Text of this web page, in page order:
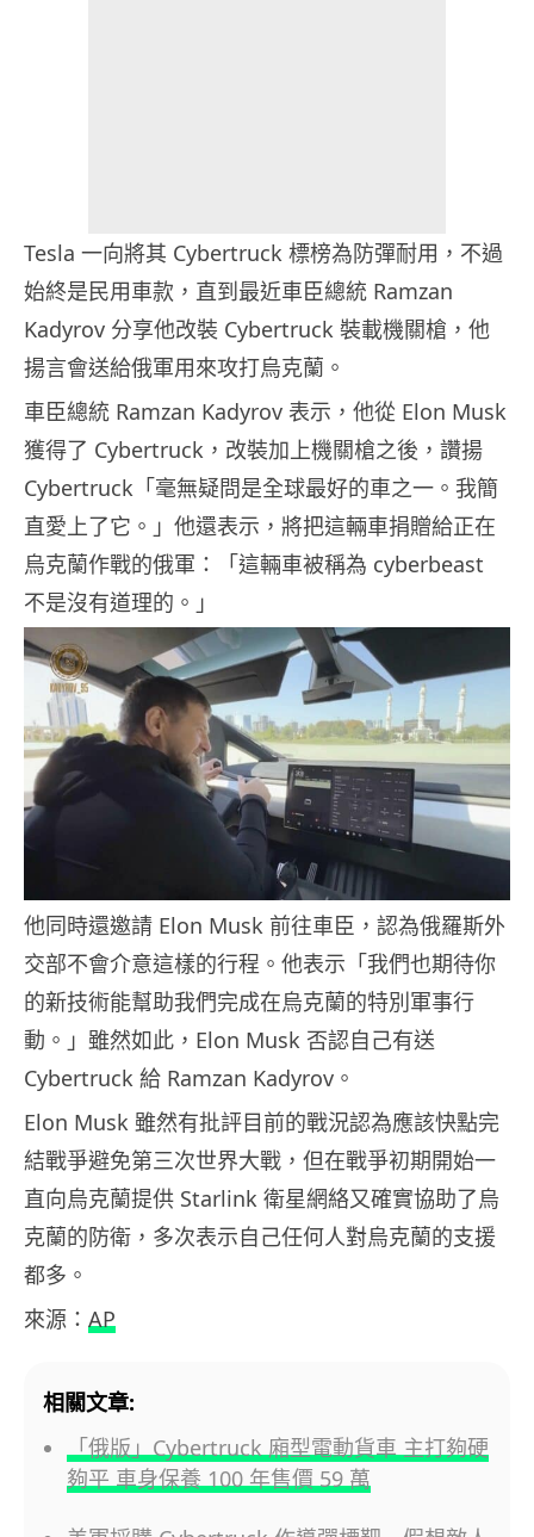
Tesla 一向將其 Cybertruck 標榜為防彈耐用，不過
始終是民用車款，直到最近車臣總統 Ramzan
Kadyrov 分享他改裝 Cybertruck 裝載機關槍，他
揚言會送給俄軍用來攻打烏克蘭。
車臣總統 Ramzan Kadyrov 表示，他從 Elon Musk
獲得了 Cybertruck，改裝加上機關槍之後，讚揚
Cybertruck「毫無疑問是全球最好的車之一。我簡
直愛上了它。」他還表示，將把這輛車捐贈給正在
烏克蘭作戰的俄軍：「這輛車被稱為 cyberbeast
不是沒有道理的。」
他同時還邀請 Elon Musk 前往車臣，認為俄羅斯外
交部不會介意這樣的行程。他表示「我們也期待你
的新技術能幫助我們完成在烏克蘭的特別軍事行
動。」雖然如此，Elon Musk 否認自己有送
Cybertruck 給 Ramzan Kadyrov。
Elon Musk 雖然有批評目前的戰況認為應該快點完
結戰爭避免第三次世界大戰，但在戰爭初期開始一
直向烏克蘭提供 Starlink 衛星網絡又確實協助了烏
克蘭的防衛，多次表示自己任何人對烏克蘭的支援
都多。
來源： AP
相關文章:
「俄版」Cybertruck 廂型電動貨車 主打夠硬
夠平 車身保養 100 年售價 59 萬